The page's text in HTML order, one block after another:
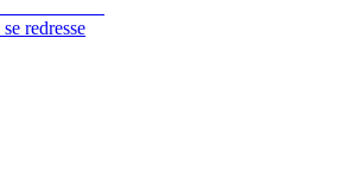
redresse